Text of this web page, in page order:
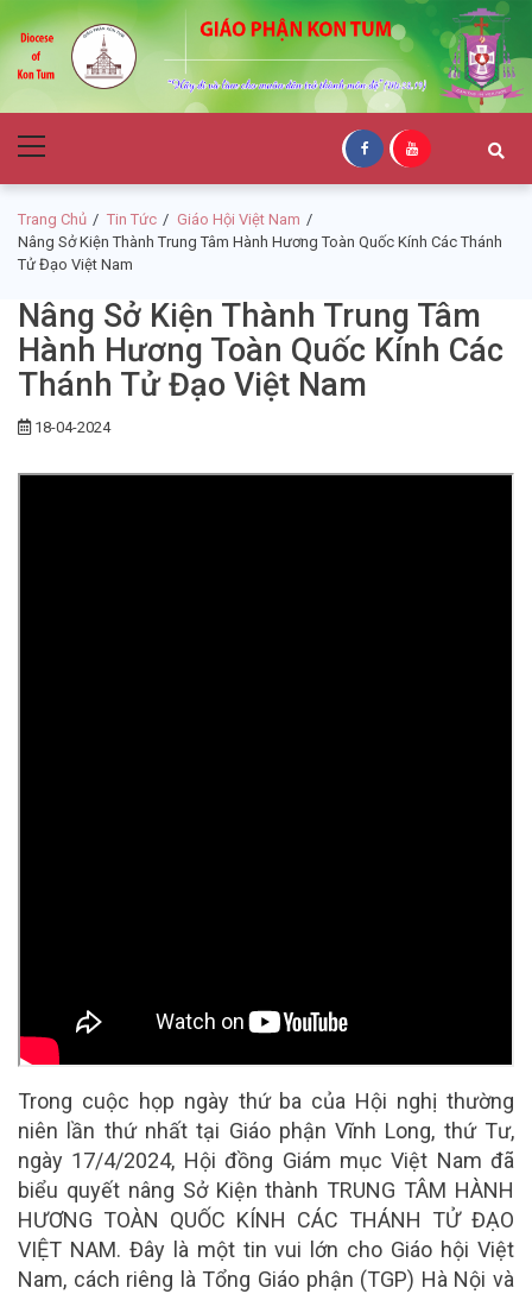
to
navigation
to
content
Giáo Phận Kon
Tum
Menu
Trang Chủ Tin Tức
Giáo Hội Việt Nam
Nâng Sở Kiện Thành Trung Tâm Hành Hương Toàn Quốc Kính Các Thánh
Tử Đạo Việt Nam
Nâng Sở Kiện Thành Trung Tâm
Hành Hương Toàn Quốc Kính Các
Thánh Tử Đạo Việt Nam
18-04-2024
Trong cuộc họp ngày thứ ba của Hội nghị thường
niên lần thứ nhất tại Giáo phận Vĩnh Long, thứ Tư,
ngày 17/4/2024, Hội đồng Giám mục Việt Nam đã
biểu quyết nâng Sở Kiện thành TRUNG TÂM HÀNH
HƯƠNG TOÀN QUỐC KÍNH CÁC THÁNH TỬ ĐẠO
VIỆT NAM. Đây là một tin vui lớn cho Giáo hội Việt
Nam, cách riêng là Tổng Giáo phận (TGP) Hà Nội và